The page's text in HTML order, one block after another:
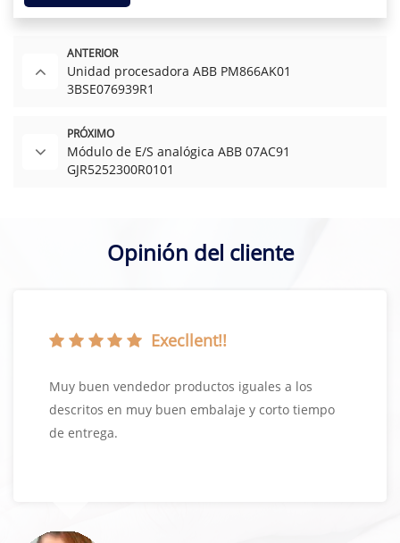
ANTERIOR
Unidad procesadora ABB PM866AK01
3BSE076939R1
PRÓXIMO
Módulo de E/S analógica ABB 07AC91
GJR5252300R0101
Opinión del cliente
Execllent!!
Muy buen vendedor productos iguales a los
descritos en muy buen embalaje y corto tiempo
de entrega.